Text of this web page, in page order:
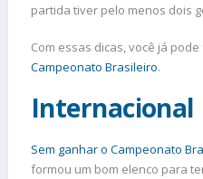
partida tiver pelo menos dois
Com essas dicas, você já
Campeonato Brasileiro.
Internacional
Sem ganhar o Campeonato
formou um bom elenco para